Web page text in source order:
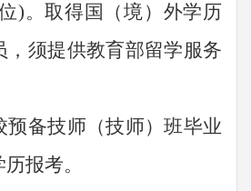
)。取得国（境）外学历
，须提供教育部留学服务
备技师（技师）班毕业
报考。